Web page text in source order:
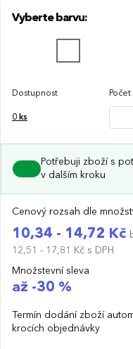
Vyberte barvu:
Dostupnost Počet
0 ks
Potřebuji zboží s
v dalším kroku
Cenový rozsah dle
10,34 - 14,72 Kč
12,51 - 17,81 Kč s DPH
Množstevní sleva
až -30 %
Termín dodání zboží
krocích objednávky